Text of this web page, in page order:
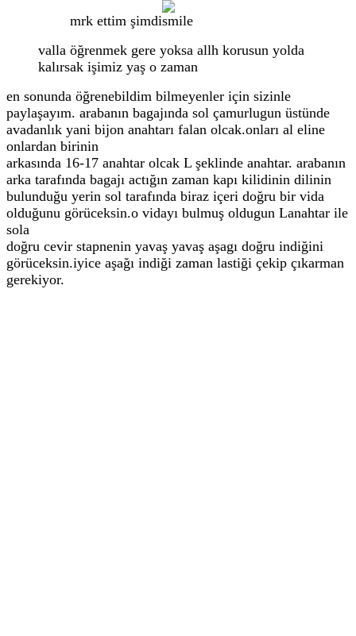
mrk ettim şimdi
valla öğrenmek gere yoksa allh korusun yolda
kalırsak işimiz yaş o zaman
en sonunda öğrenebildim bilmeyenler için sizinle
paylaşayım. arabanın bagajında sol çamurlugun üstünde
avadanlık yani bijon anahtarı falan olcak.onları al eline
onlardan birinin
arkasında 16-17 anahtar olcak L şeklinde anahtar. arabanın
arka tarafında bagajı actığın zaman kapı kilidinin dilinin
bulunduğu yerin sol tarafında biraz içeri doğru bir vida
olduğunu görüceksin.o vidayı bulmuş oldugun Lanahtar ile
sola
doğru cevir stapnenin yavaş yavaş aşagı doğru indiğini
görüceksin.iyice aşağı indiği zaman lastiği çekip çıkarman
gerekiyor.